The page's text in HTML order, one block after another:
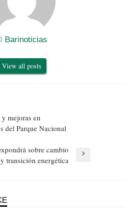
Barinoticias
View all posts
mejoras en
del Parque Nacional
sobre cambio
transición energética